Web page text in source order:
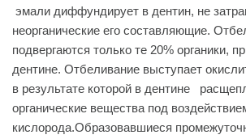
эмали диффундирует в дентин, не
неорганические его составляющие.
подвергаются только те 20% органики,
дентине. Отбеливание выступает
в результате которой в дентине
органические вещества под
кислорода.Образовавшиеся